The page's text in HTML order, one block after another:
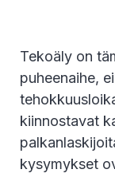
Tekoäly on
puheenaihe,
kiinnostavat
kysymykset